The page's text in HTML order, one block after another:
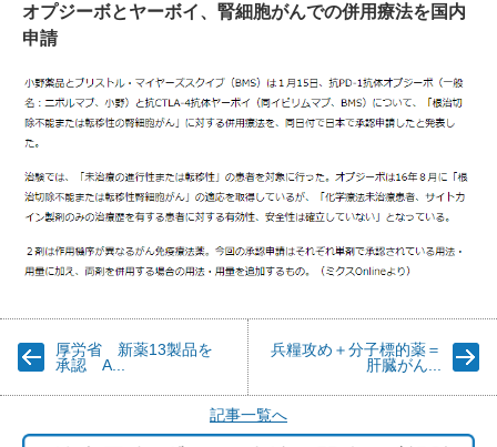
オプジーボとヤーボイ、腎細胞がんでの併用療法を国内
申請
厚労省 新薬13製品を
承認 A...
兵糧攻め＋分子標的薬＝
肝臓がん...
記事一覧へ